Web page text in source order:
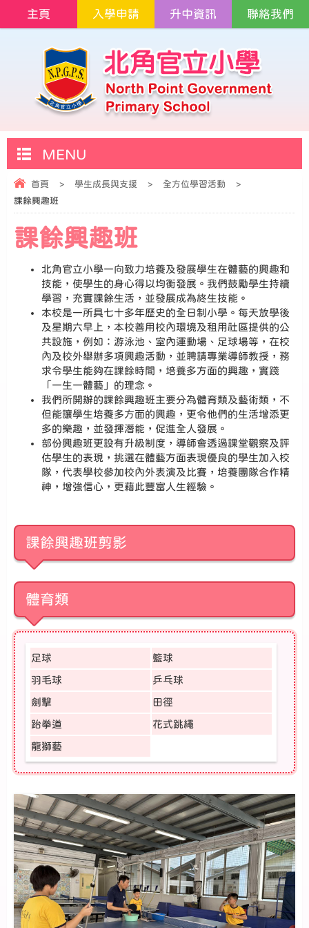
主頁 入學申請 升中資訊 聯絡我們
MENU
首頁 > 學生成長與支援 > 全方位學習活動
>
課餘興趣班
課餘興趣班
北角官立小學一向致力培養及發展學生在體藝的興趣和
技能，使學生的身心得以均衡發展。我們鼓勵學生持續
學習，充實課餘生活，並發展成為終生技能。
本校是一所具七十多年歷史的全日制小學。每天放學後
及星期六早上，本校善用校內環境及租用社區提供的公
共設施，例如：游泳池、室內運動場、足球場等，在校
內及校外舉辦多項興趣活動，並聘請專業導師教授，務
求令學生能夠在課餘時間，培養多方面的興趣，實踐
「一生一體藝」的理念。
我們所開辦的課餘興趣班主要分為體育類及藝術類，不
但能讓學生培養多方面的興趣，更令他們的生活增添更
多的樂趣，並發揮潛能，促進全人發展。
部份興趣班更設有升級制度，導師會透過課堂觀察及評
估學生的表現，挑選在體藝方面表現優良的學生加入校
隊，代表學校參加校內外表演及比賽，培養團隊合作精
神，增強信心，更藉此豐富人生經驗。
課餘興趣班剪影
體育類
足球 籃球
羽毛球 乒乓球
劍擊 田徑
跆拳道 花式跳繩
龍獅藝